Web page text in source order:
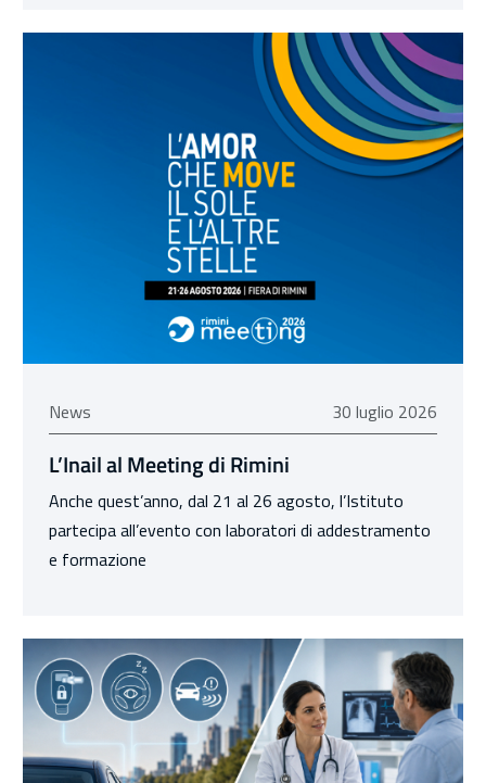
News 30 luglio 2026
30 luglio 2026
L’Inail al Meeting di Rimini
Anche quest’anno, dal 21 al 26 agosto, l’Istituto
partecipa all’evento con laboratori di addestramento
e formazione